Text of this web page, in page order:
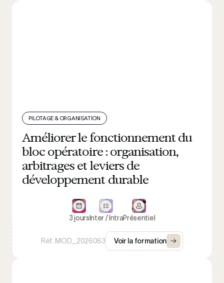
PILOTAGE & ORGANISATION
Améliorer le fonctionnement du
bloc opératoire : organisation,
arbitrages et leviers de
développement durable
3 joursInter / IntraPrésentiel
Voir la formation
Réf. MOD_2026063